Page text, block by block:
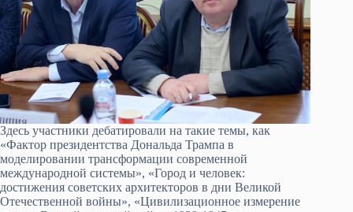
Здесь участники дебатировали на такие темы, как
«Фактор президентства Дональда Трампа в
моделировании трансформации современной
международной системы», «Город и человек:
достижения советских архитекторов в дни Великой
Отечественной войны», «Цивилизационное измерение